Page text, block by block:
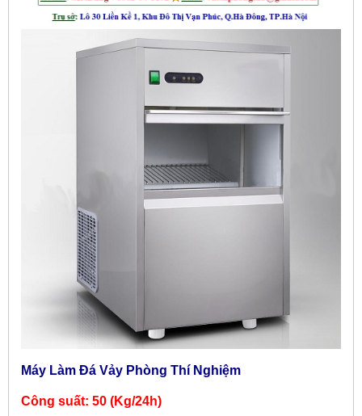
Máy Làm Đá Vảy Phòng Thí Nghiệm
Công suất: 50 (Kg/24h)